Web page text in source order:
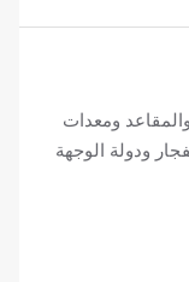
ومعدات
ودولة الوجهة